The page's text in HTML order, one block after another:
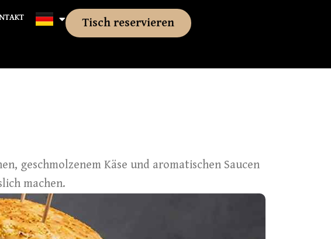
Tisch reservieren
geschmolzenem Käse und aromatischen Saucen
machen.